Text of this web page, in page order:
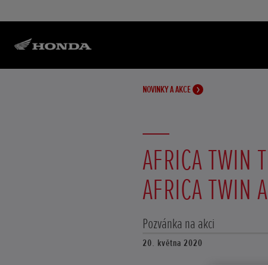
NOVINKY A AKCE
AFRICA TWIN
AFRICA TWIN
Pozvánka na akci
20. května 2020